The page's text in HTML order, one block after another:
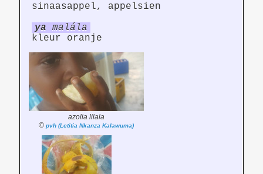
sinaasappel, appelsien
ya malála
kleur oranje
azolia lilala
© pvh (Letitia Nkanza Kalawuma)